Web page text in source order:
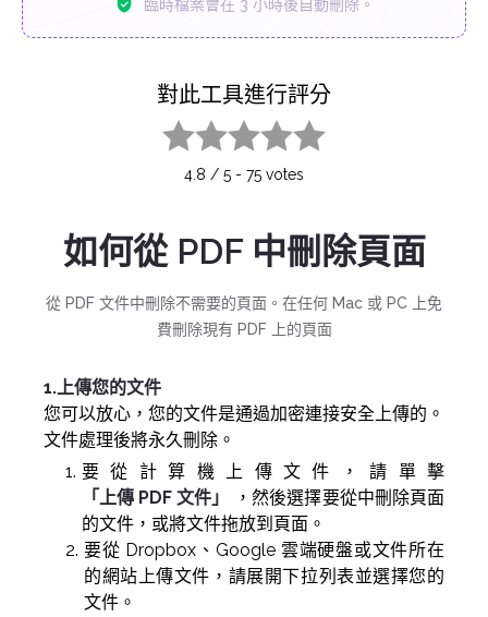
臨時檔案會在 3 小時後自動刪除。
對此工具進行評分
4.8 / 5 - 75 votes
如何從 PDF 中刪除頁面
從 PDF 文件中刪除不需要的頁面。在任何 Mac 或 PC 上免
費刪除現有 PDF 上的頁面
1.上傳您的文件
您可以放心，您的文件是通過加密連接安全上傳的。
文件處理後將永久刪除。
要從計算機上傳文件，請單擊
「上傳 PDF 文件」
，然後選擇要從中刪除頁面
的文件，或將文件拖放到頁面。
要從 Dropbox、Google 雲端硬盤或文件所在
的網站上傳文件，請展開下拉列表並選擇您的
文件。